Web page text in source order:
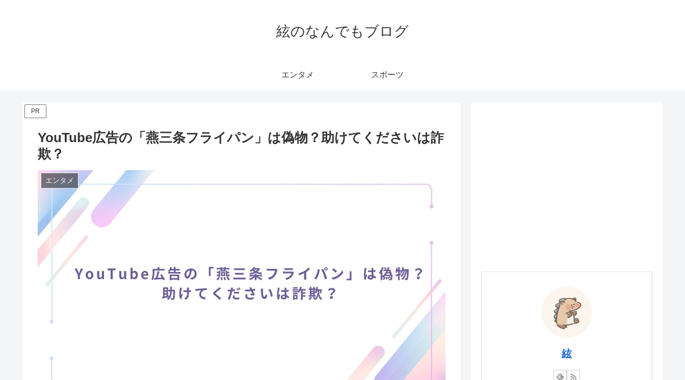
絃のなんでもブログ
エンタメ スポーツ
PR
YouTube広告の「燕三条フライパン」は偽物？助けてくださいは詐
欺？
エンタメ
絃